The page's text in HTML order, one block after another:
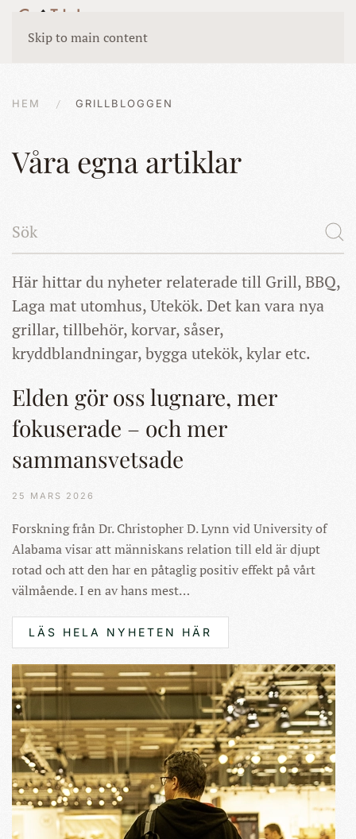
Skip to main content
HEM GRILLBLOGGEN
Våra egna artiklar
Här hittar du nyheter relaterade till Grill, BBQ,
Laga mat utomhus, Utekök. Det kan vara nya
grillar, tillbehör, korvar, såser,
kryddblandningar, bygga utekök, kylar etc.
Elden gör oss lugnare, mer
fokuserade – och mer
sammansvetsade
25 MARS 2026
Forskning från Dr. Christopher D. Lynn vid University of
Alabama visar att människans relation till eld är djupt
rotad och att den har en påtaglig positiv effekt på vårt
välmående. I en av hans mest…
LÄS HELA NYHETEN HÄR